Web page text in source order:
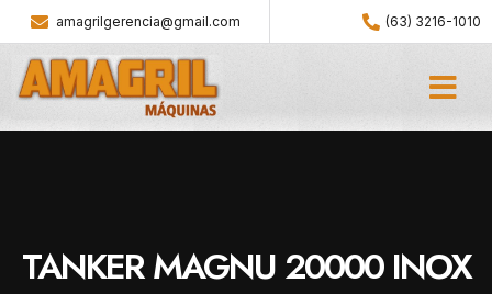
amagrilgerencia@gmail.com (63) 3216-1010
TANKER MAGNU 20000 INOX